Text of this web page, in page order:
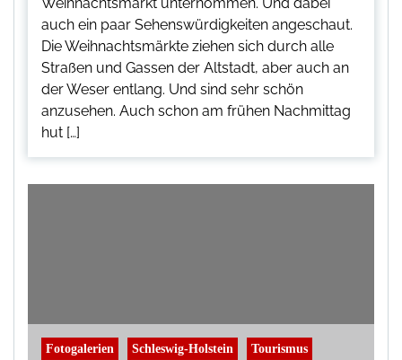
auch ein paar Sehenswürdigkeiten angeschaut.
Die Weihnachtsmärkte ziehen sich durch alle
Straßen und Gassen der Altstadt, aber auch an
der Weser entlang. Und sind sehr schön
anzusehen. Auch schon am frühen Nachmittag
hut […]
Fotogalerien Schleswig-Holstein Tourismus